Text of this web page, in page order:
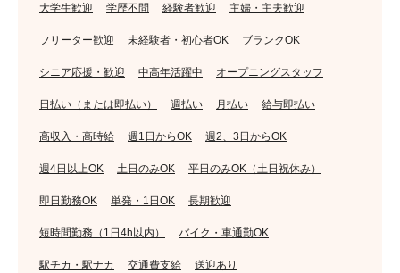
大学生歓迎 学歴不問 経験者歓迎 主婦・主夫歓迎
フリーター歓迎 未経験者・初心者OK ブランクOK
シニア応援・歓迎 中高年活躍中 オープニングスタッフ
日払い（または即払い） 週払い 月払い 給与即払い
高収入・高時給 週1日からOK 週2、3日からOK
週4日以上OK 土日のみOK 平日のみOK（土日祝休み）
即日勤務OK 単発・1日OK 長期歓迎
短時間勤務（1日4h以内） バイク・車通勤OK
駅チカ・駅ナカ 交通費支給 送迎あり